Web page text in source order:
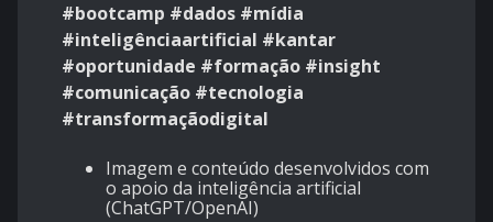
#bootcamp #dados #mídia
#inteligênciaartificial #kantar
#oportunidade #formação #insight
#comunicação #tecnologia
#transformaçãodigital
Imagem e conteúdo desenvolvidos com
o apoio da inteligência artificial
(ChatGPT/OpenAI)